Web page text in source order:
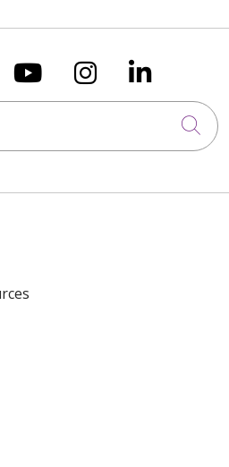
on Xus on
Follow us on
Follow us
Follow